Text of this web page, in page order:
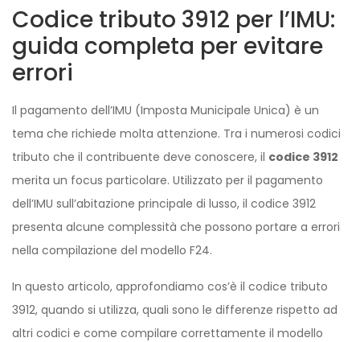
Codice tributo 3912 per l’IMU:
guida completa per evitare
errori
Il pagamento dell’IMU (Imposta Municipale Unica) è un
tema che richiede molta attenzione. Tra i numerosi codici
tributo che il contribuente deve conoscere, il codice 3912
merita un focus particolare. Utilizzato per il pagamento
dell’IMU sull’abitazione principale di lusso, il codice 3912
presenta alcune complessità che possono portare a errori
nella compilazione del modello F24.
In questo articolo, approfondiamo cos’è il codice tributo
3912, quando si utilizza, quali sono le differenze rispetto ad
altri codici e come compilare correttamente il modello